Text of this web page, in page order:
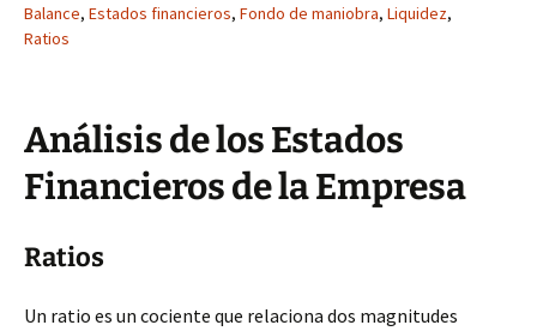
Balance, Estados financieros, Fondo de maniobra, Liquidez,
Ratios
Análisis de los Estados
Financieros de la Empresa
Ratios
Un ratio es un cociente que relaciona dos magnitudes